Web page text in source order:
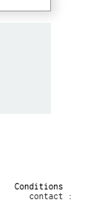
Conditions
contact :